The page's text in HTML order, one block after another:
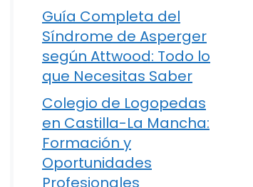
Guía Completa del
Síndrome de Asperger
según Attwood: Todo lo
que Necesitas Saber
Colegio de Logopedas
en Castilla-La Mancha:
Formación y
Oportunidades
Profesionales